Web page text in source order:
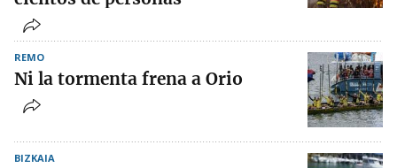
REMO
Ni la tormenta frena a Orio
BIZKAIA